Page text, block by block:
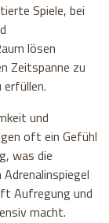
Spiele, bei
lösen
Zeitspanne zu
und
oft ein Gefühl
was die
Aufregung und
macht.